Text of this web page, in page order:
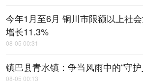
今年1月至6月 铜川市限额以上社
增长11.3%
08-05 00:31
镇巴县青水镇：争当风雨中的“守护
08-05 00:13